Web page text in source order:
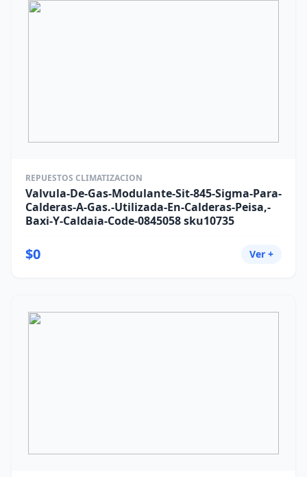
REPUESTOS CLIMATIZACION
Valvula-De-Gas-Modulante-Sit-845-Sigma-Para-
Calderas-A-Gas.-Utilizada-En-Calderas-Peisa,-
Baxi-Y-Caldaia-Code-0845058 sku10735
$0 Ver +